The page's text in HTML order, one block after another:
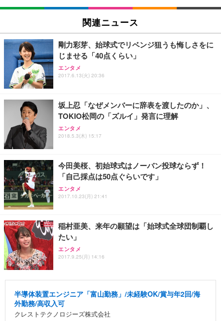
関連ニュース
剛力彩芽、始球式でリベンジ狙うも悔しさをに
じませる「40点くらい」
エンタメ
2017.6.13(火) 20:36
坂上忍「なぜメンバーに辞表を渡したのか」、
TOKIO松岡の「ズルイ」発言に理解
エンタメ
2018.5.3(木) 15:17
今田美桜、初始球式はノーバン投球ならず！
「自己採点は50点ぐらいです」
エンタメ
2017.10.23(月) 21:41
稲村亜美、来年の願望は「始球式全球団制覇し
たい」
エンタメ
2017.9.25(月) 14:16
半導体装置エンジニア「富山勤務」/未経験OK/賞与年2回/海
外勤務/高収入可
クレストテクノロジーズ株式会社